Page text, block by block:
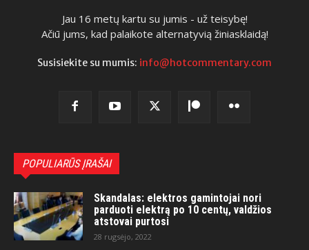
Jau 16 metų kartu su jumis - už teisybę!
Ačiū jums, kad palaikote alternatyvią žiniasklaidą!
Susisiekite su mumis: info@hotcommentary.com
POPULIARŪS ĮRAŠAI
Skandalas: elektros gamintojai nori
parduoti elektrą po 10 centų, valdžios
atstovai purtosi
28 rugsėjo, 2022